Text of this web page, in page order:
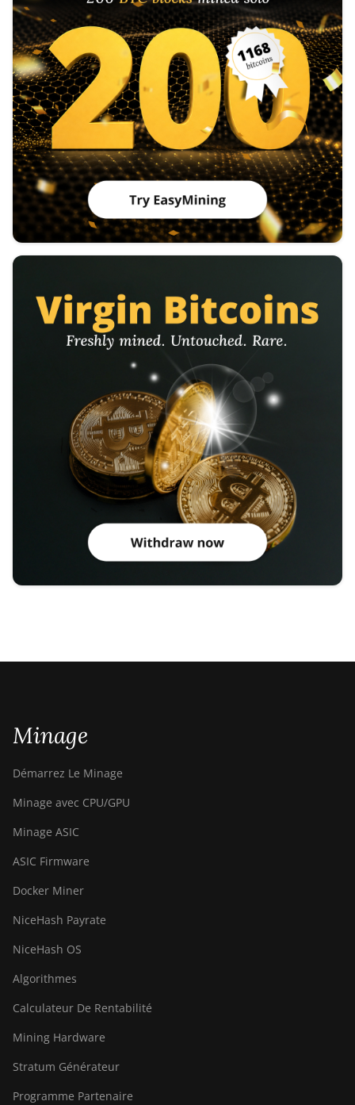
Minage
Démarrez Le Minage
Minage avec CPU/GPU
Minage ASIC
ASIC Firmware
Docker Miner
NiceHash Payrate
NiceHash OS
Algorithmes
Calculateur De Rentabilité
Mining Hardware
Stratum Générateur
Programme Partenaire